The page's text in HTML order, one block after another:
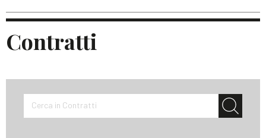
Contratti
Cerca in Contratti